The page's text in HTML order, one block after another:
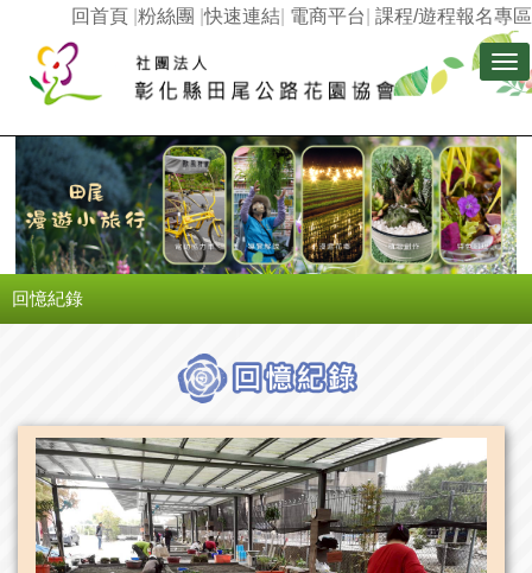
課程/遊程報名專區
電商平台
快速連結
粉絲團 |
回首頁
回憶紀錄